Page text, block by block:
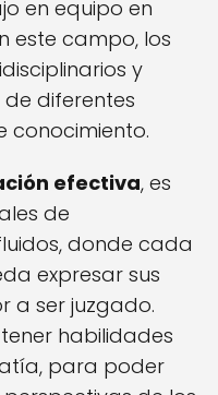
en equipo en
este campo, los
y
diferentes
conocimiento.
efectiva, es
de
donde cada
expresar sus
a ser juzgado.
habilidades
para poder